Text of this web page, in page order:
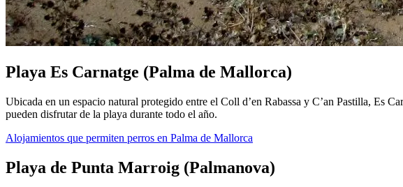
Playa Es Carnatge (Palma de Mallorca)
Ubicada en un espacio natural protegido entre el Coll d’en Rabassa y C’an Pastilla, Es
pueden disfrutar de la playa durante todo el año.
Alojamientos que permiten perros en Palma de Mallorca
Playa de Punta Marroig (Palmanova)